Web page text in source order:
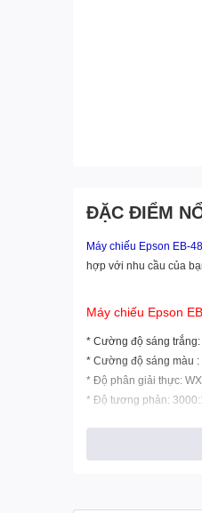
ĐẶC ĐIỂM
Máy chiếu Epson EB-
hợp với nhu cầu của
Máy chiếu Epson
* Cường độ sáng
* Cường độ sáng màu
* Độ phân giải thực:
* Độ tương phản:
* Wifi option